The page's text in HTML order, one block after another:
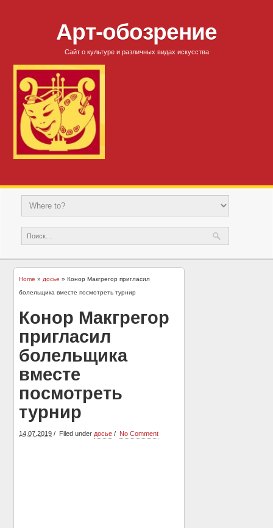
Арт-обозрение
Сайт о культуре и различных видах искусства
Home »досье » Конор Макгрегор пригласил
болельщика вместе посмотреть турнир
Конор Макгрегор
пригласил
болельщика
вместе
посмотреть
турнир
14.07.2019 Filed under досье No Comment